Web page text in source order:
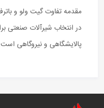
مقدمه تفاوت گیت ولو و
در انتخاب شیرآلات صنعتی
پالایشگاهی و نیروگاهی